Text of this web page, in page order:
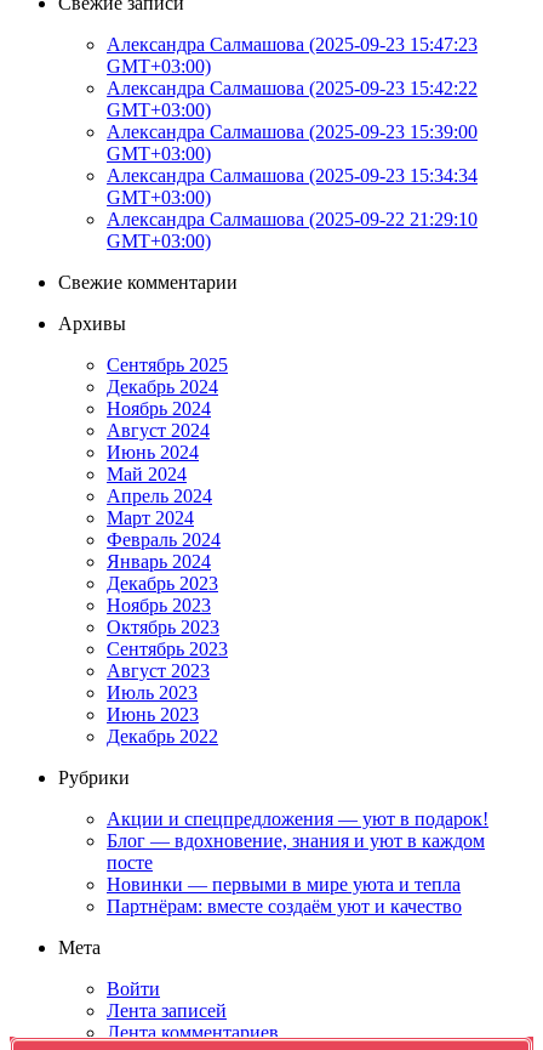
Александра Салмашова (2025-09-23 15:47:23
GMT+03:00)
Александра Салмашова (2025-09-23 15:42:22
GMT+03:00)
Александра Салмашова (2025-09-23 15:39:00
GMT+03:00)
Александра Салмашова (2025-09-23 15:34:34
GMT+03:00)
Александра Салмашова (2025-09-22 21:29:10
GMT+03:00)
Свежие комментарии
Архивы
Сентябрь 2025
Декабрь 2024
Ноябрь 2024
Август 2024
Июнь 2024
Май 2024
Апрель 2024
Март 2024
Февраль 2024
Январь 2024
Декабрь 2023
Ноябрь 2023
Октябрь 2023
Сентябрь 2023
Август 2023
Июль 2023
Июнь 2023
Декабрь 2022
Рубрики
Акции и спецпредложения — уют в подарок!
Блог — вдохновение, знания и уют в каждом
посте
Новинки — первыми в мире уюта и тепла
Партнёрам: вместе создаём уют и качество
Мета
Войти
Лента записей
Лента комментариев